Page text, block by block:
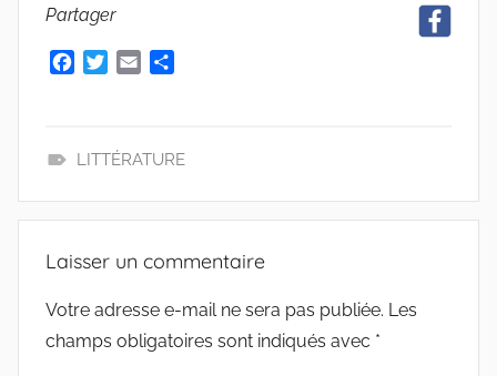
Partager
b
o
t
r
l
a
e
E
T
U
R
LITTÉRATURE
Laisser un commentaire
Votre adresse e-mail ne sera pas publiée. Les
champs obligatoires sont indiqués avec *